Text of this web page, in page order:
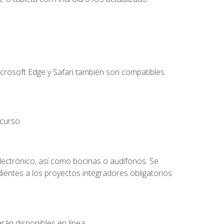
Edge y Safari también son compatibles.
así como bocinas o audífonos. Se
a los proyectos integradores obligatorios